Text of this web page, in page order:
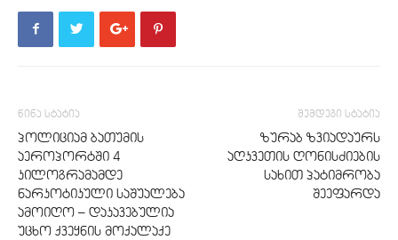
წინა სტატია
პოლიციამ ბათუმის
აეროპორტში 4
კილოგრამამდე
ნარკოტიკული საშუალება
ამოიღო – დაკავებულია
უცხო ქვეყნის მოქალაქე
შემდეგი სტატია
ზურაბ ზვიადაურს
აღკვეთის ღონისძიების
სახით პატიმრობა
შეეფარდა